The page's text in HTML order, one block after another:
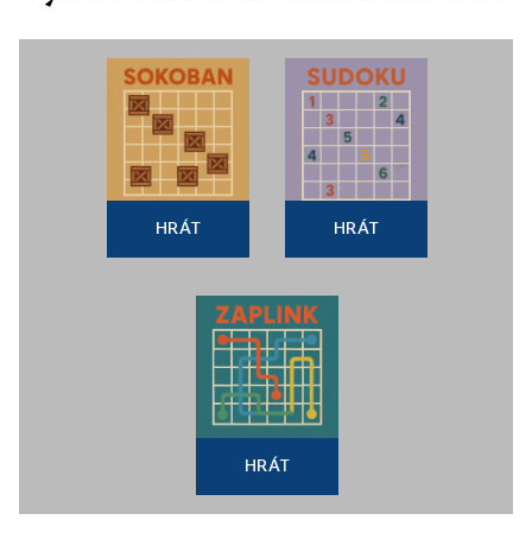
HRÁT HRÁT
HRÁT